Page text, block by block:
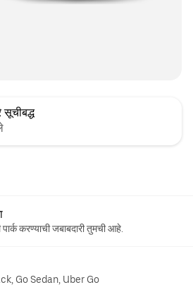
सूचीबद्ध
पार्क करण्याची जबाबदारी तुमची आहे.
Go Sedan, Uber Go